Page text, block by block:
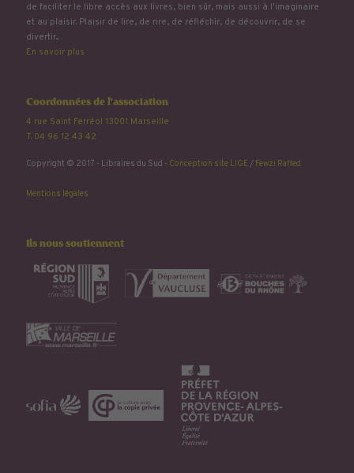
de faciliter le libre accès aux livres, bien sûr, mais aussi à l'imaginaire
et au plaisir. Plaisir de lire, de rire, de réfléchir, de découvrir, de se
divertir...
En savoir plus
Coordonnées de l'association
4 rue Saint Ferréol 13001 Marseille
T. 04 96 12 43 42
Copyright © 2017 - Libraires du Sud - Conception site LIGE/ Fewzi Raffed
Mentions légales
Ils nous soutiennent